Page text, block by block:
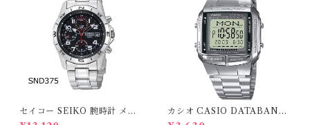
セイコー SEIKO 腕時計 メン
ズ クロノグラフ ブラック 腕時
カシオ CASIO DATABANK
RESINA ACERO DB-360N